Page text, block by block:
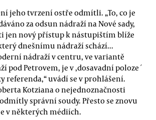
jeho tvrzení ostře odmítli. „To, co je
za odsun nádraží na Nové sady,
jen nový přístup k nástupištím blíže
dnešnímu nádraží schází...
nádraží v centru, ve variantě
pod Petrovem, je v ,dosavadní poloze´
referenda,“ uvádí se v prohlášení.
Kotziana o nejednoznačnosti
správní soudy. Přesto se znovu
v některých médiích.